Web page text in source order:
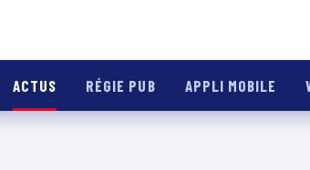
ACTUS RÉGIE PUB APPLI MOBILE